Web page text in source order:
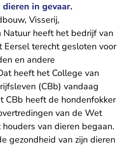
in gevaar.
Visserij,
Natuur heeft het bedrijf van
Eersel terecht gesloten voor
en andere
heeft het College van
(CBb) vandaag
CBb heeft de hondenfokker
van de Wet
van dieren begaan.
gezondheid van zijn dieren